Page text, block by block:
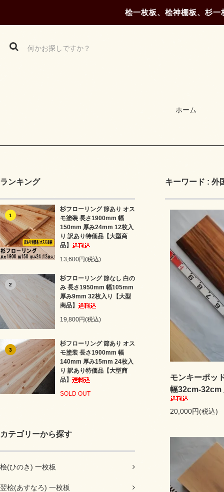
桧一枚板、桧神棚板、杉
ホーム
ランキング
1
杉フローリング 節あり オス
モ塗装 長さ1900mm 幅
150mm 厚み24mm 12枚入
り 訳あり特価品【大型商
品】
13,600円(税込)
2
杉フローリング 節なし 白の
み 長さ1950mm 幅105mm
厚み9mm 32枚入り【大型
商品】
19,800円(税込)
3
杉フローリング 節あり オス
モ塗装 長さ1900mm 幅
140mm 厚み15mm 24枚入
り 訳あり特価品【大型商
品】
SOLD OUT
カテゴリーから探す
桧(ひのき) 一枚板
翌桧(あすなろ) 一枚板
キーワード : 外
モンキーポッ
幅32cm-32cm
20,000円(税込)